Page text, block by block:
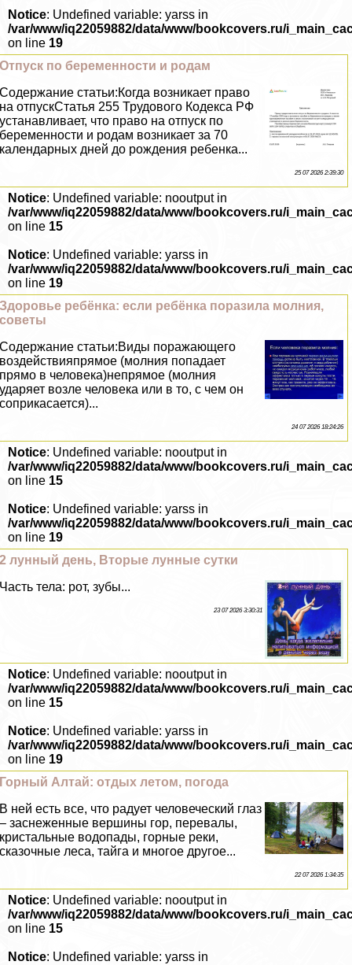
Notice: Undefined variable: yarss in
/var/www/iq22059882/data/www/bookcovers.ru/
on line 19
Отпуск по беременности и родам
Содержание статьи:Когда возникает право
на отпускСтатья 255 Трудового Кодекса РФ
устанавливает, что право на отпуск по
беременности и родам возникает за 70
календарных дней до рождения ребенка...
25 07 2026 2:39:30
Notice: Undefined variable: nooutput in
/var/www/iq22059882/data/www/bookcovers.ru/
on line 15
Notice: Undefined variable: yarss in
/var/www/iq22059882/data/www/bookcovers.ru/
on line 19
Здоровье ребёнка: если ребёнка поразила молния,
советы
Содержание статьи:Виды поражающего
воздействияпрямое (молния попадает
прямо в человека)непрямое (молния
ударяет возле человека или в то, с чем он
соприкасается)...
24 07 2026 18:24:26
Notice: Undefined variable: nooutput in
/var/www/iq22059882/data/www/bookcovers.ru/
on line 15
Notice: Undefined variable: yarss in
/var/www/iq22059882/data/www/bookcovers.ru/
on line 19
2 лунный день, Вторые лунные сутки
Часть тела: рот, зубы...
23 07 2026 3:30:31
Notice: Undefined variable: nooutput in
/var/www/iq22059882/data/www/bookcovers.ru/
on line 15
Notice: Undefined variable: yarss in
/var/www/iq22059882/data/www/bookcovers.ru/
on line 19
Горный Алтай: отдых летом, погода
В ней есть все, что радует человеческий глаз
– заснеженные вершины гор, перевалы,
кристальные водопады, горные реки,
сказочные леса, тайга и многое другое...
22 07 2026 1:34:35
Notice: Undefined variable: nooutput in
/var/www/iq22059882/data/www/bookcovers.ru/
on line 15
Notice: Undefined variable: yarss in